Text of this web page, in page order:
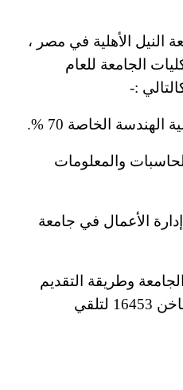
النيل الأهلية في مصر ،
الجامعة للعام
:-
الخاصة 70 %؜.
والمعلومات
الأعمال في جامعة
وطريقة التقديم
يمكنكم الاتصال بالخط الساخن 16453 ؜لتلقي